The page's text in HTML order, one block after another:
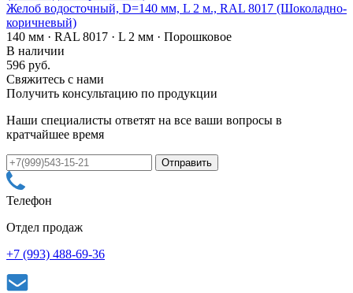
Желоб водосточный, D=140 мм, L 2 м., RAL 8017 (Шоколадно-
коричневый)
140 мм · RAL 8017 · L 2 мм · Порошковое
В наличии
596 руб.
Свяжитесь с нами
Получить консультацию по продукции
Наши специалисты ответят на все ваши вопросы в
кратчайшее время
Телефон
Отдел продаж
+7 (993) 488-69-36